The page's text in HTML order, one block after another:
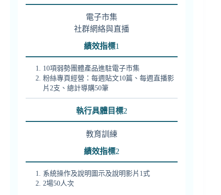
電子市集
社群網絡與直播
績效指標1
10項弱勢團體產品進駐電子市集
粉絲專頁經營：每週貼文10篇、每週直播影
片2支、總計導購50筆
執行具體目標2
教育訓練
績效指標2
系統操作及說明圖示及說明影片1式
2場50人次